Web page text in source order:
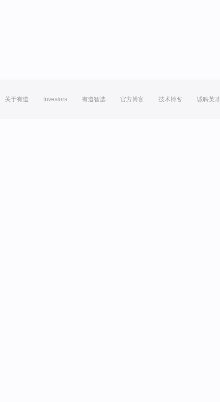
关于有道 Investors 有道智选 官方博客 技术博客 诚聘英才